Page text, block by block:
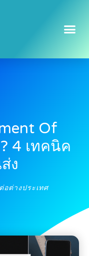
Of
4 เทคนิค
ง
อต่างประเทศ